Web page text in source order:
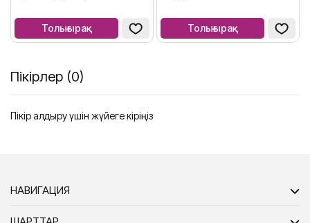
Толығырақ Толығырақ
Пікірлер (0)
Пікір қалдыру үшін жүйеге кіріңіз
НАВИГАЦИЯ